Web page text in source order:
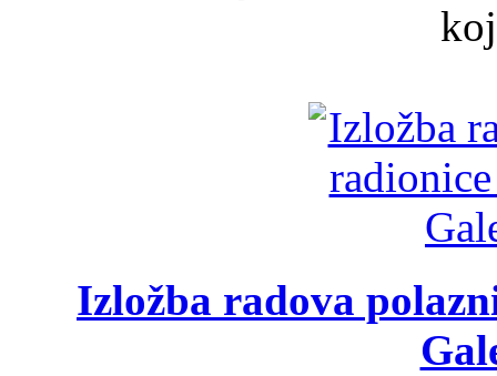
Izložba radova